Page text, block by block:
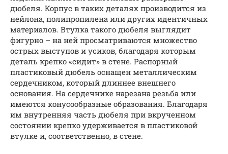
дюбеля. Корпус в таких деталях производится из
нейлона, полипропилена или других идентичных
материалов. Втулка такого дюбеля выглядит
фигурно – на ней просматриваются множество
острых выступов и усиков, благодаря которым
деталь крепко «сидит» в стене. Распорный
пластиковый дюбель оснащен металлическим
сердечником, который длиннее внешнего
основания. На сердечнике нарезана резьба или
имеются конусообразные образования. Благодаря
им внутренняя часть дюбеля при вкрученном
состоянии крепко удерживается в пластиковой
втулке и, соответственно, в стене.